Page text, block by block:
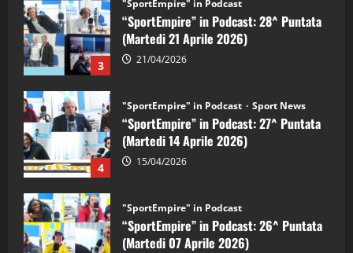
4
"SportEmpire" in Podcast
“SportEmpire” in Podcast: 27^ Puntata
(Martedi 14 Aprile 2026)
15/04/2026
5
"SportEmpire" in Podcast
“SportEmpire” in Podcast: 26^ Puntata
(Martedi 07 Aprile 2026)
08/04/2026
"SportEmpire" in Podcast
“SportEmpire” in Podcast: 30^ Puntata
(Martedi 05 Maggio 2026)